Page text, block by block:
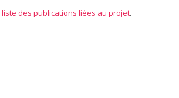
liste des publications liées au projet.